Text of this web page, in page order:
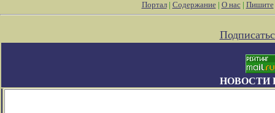
Портал| Содержание| О нас| Пишите
НОВОСТИ